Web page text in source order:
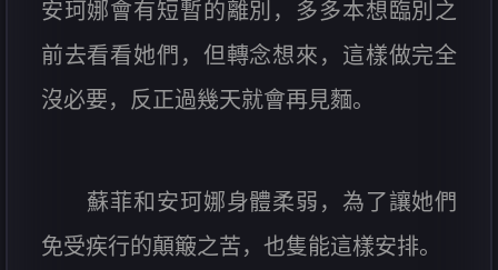
安珂娜會有短暫的離別，多多本想臨別之
前去看看她們，但轉念想來，這樣做完全
沒必要，反正過幾天就會再見麵。
蘇菲和安珂娜身體柔弱，為了讓她們
免受疾行的顛簸之苦，也隻能這樣安排。